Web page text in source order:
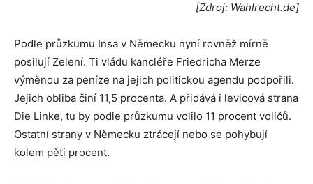
[Zdroj: Wahlrecht.de]
Podle průzkumu Insa v Německu nyní rovněž mírně
posilují Zelení. Ti vládu kancléře Friedricha Merze
výměnou za peníze na jejich politickou agendu podpořili.
Jejich obliba činí 11,5 procenta. A přidává i levicová strana
Die Linke, tu by podle průzkumu volilo 11 procent voličů.
Ostatní strany v Německu ztrácejí nebo se pohybují
kolem pěti procent.